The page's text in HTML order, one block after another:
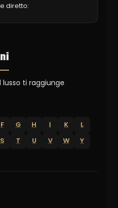
diretto:
ti raggiunge
F G H I K
L
S T U V W
Y